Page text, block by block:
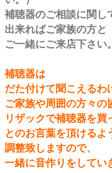
補聴器のご相談に関し
出来ればご家族の方と
ご一緒にご来店下さい。
補聴器は
だた付けて聞こえるわ
ご家族や周囲の方々の
リザックで補聴器を買
とのお言葉を頂けるよ
調整致しますので、
一緒に音作りをしてい